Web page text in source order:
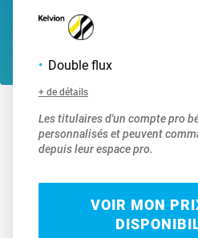
Double flux
+ de détails
Les titulaires d'un compte pro
personnalisés et peuvent
depuis leur espace pro.
VOIR MON